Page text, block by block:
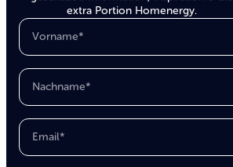
extra Portion Homenergy.